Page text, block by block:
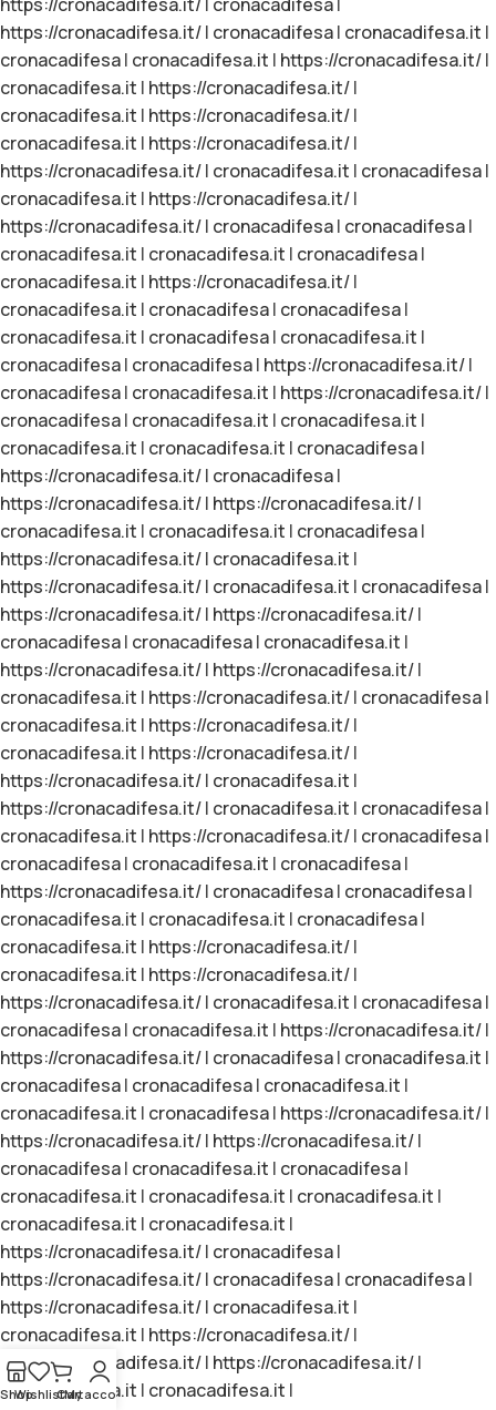
https://cronacadifesa.it/| cronacadifesa| cronacadifesa.it |
cronacadifesa| cronacadifesa.it | https://cronacadifesa.it/|
cronacadifesa.it | https://cronacadifesa.it/|
cronacadifesa.it | https://cronacadifesa.it/|
cronacadifesa.it | https://cronacadifesa.it/|
https://cronacadifesa.it/| cronacadifesa.it | cronacadifesa|
cronacadifesa.it | https://cronacadifesa.it/|
https://cronacadifesa.it/| cronacadifesa| cronacadifesa|
cronacadifesa.it | cronacadifesa.it | cronacadifesa|
cronacadifesa.it | https://cronacadifesa.it/|
cronacadifesa.it | cronacadifesa| cronacadifesa|
cronacadifesa.it | cronacadifesa| cronacadifesa.it |
cronacadifesa| cronacadifesa| https://cronacadifesa.it/|
cronacadifesa| cronacadifesa.it | https://cronacadifesa.it/|
cronacadifesa| cronacadifesa.it | cronacadifesa.it |
cronacadifesa.it | cronacadifesa.it | cronacadifesa|
https://cronacadifesa.it/| cronacadifesa|
https://cronacadifesa.it/| https://cronacadifesa.it/|
cronacadifesa.it | cronacadifesa.it | cronacadifesa|
https://cronacadifesa.it/| cronacadifesa.it |
https://cronacadifesa.it/| cronacadifesa.it | cronacadifesa|
https://cronacadifesa.it/| https://cronacadifesa.it/|
cronacadifesa| cronacadifesa| cronacadifesa.it |
https://cronacadifesa.it/| https://cronacadifesa.it/|
cronacadifesa.it | https://cronacadifesa.it/| cronacadifesa|
cronacadifesa.it | https://cronacadifesa.it/|
cronacadifesa.it | https://cronacadifesa.it/|
https://cronacadifesa.it/| cronacadifesa.it |
https://cronacadifesa.it/| cronacadifesa.it | cronacadifesa|
cronacadifesa.it | https://cronacadifesa.it/| cronacadifesa|
cronacadifesa| cronacadifesa.it | cronacadifesa|
https://cronacadifesa.it/| cronacadifesa| cronacadifesa|
cronacadifesa.it | cronacadifesa.it | cronacadifesa|
cronacadifesa.it | https://cronacadifesa.it/|
cronacadifesa.it | https://cronacadifesa.it/|
https://cronacadifesa.it/| cronacadifesa.it | cronacadifesa|
cronacadifesa| cronacadifesa.it | https://cronacadifesa.it/|
https://cronacadifesa.it/| cronacadifesa| cronacadifesa.it |
cronacadifesa| cronacadifesa| cronacadifesa.it |
cronacadifesa.it | cronacadifesa| https://cronacadifesa.it/|
https://cronacadifesa.it/| https://cronacadifesa.it/|
cronacadifesa| cronacadifesa.it | cronacadifesa|
cronacadifesa.it | cronacadifesa.it | cronacadifesa.it |
cronacadifesa.it | cronacadifesa.it |
https://cronacadifesa.it/| cronacadifesa|
https://cronacadifesa.it/| cronacadifesa| cronacadifesa|
https://cronacadifesa.it/| cronacadifesa.it |
cronacadifesa.it | https://cronacadifesa.it/|
https://cronacadifesa.it/| https://cronacadifesa.it/|
cronacadifesa.it | cronacadifesa.it |
Shop
WishlistCart
My account